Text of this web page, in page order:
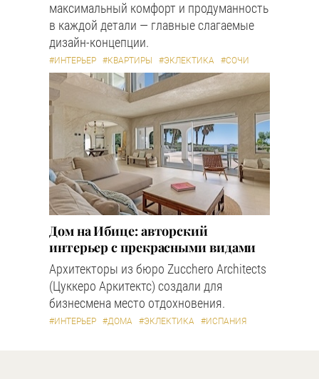
максимальный комфорт и продуманность
в каждой детали — главные слагаемые
дизайн-концепции.
#ИНТЕРЬЕР #КВАРТИРЫ #ЭКЛЕКТИКА #СОЧИ
Дом на Ибице: авторский
интерьер с прекрасными видами
Архитекторы из бюро Zucchero Architects
(Цуккеро Аркитектс) создали для
бизнесмена место отдохновения.
#ИНТЕРЬЕР #ДОМА #ЭКЛЕКТИКА #ИСПАНИЯ